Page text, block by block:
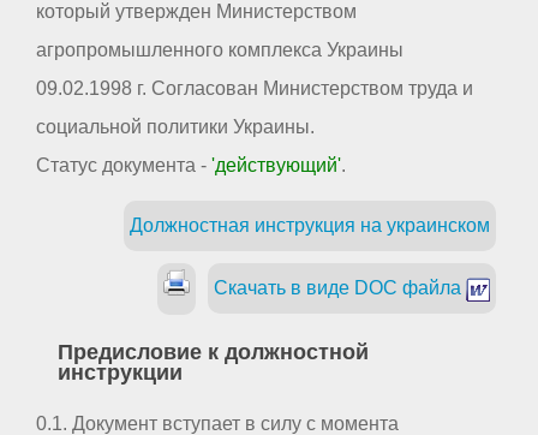
который утвержден Министерством
агропромышленного комплекса Украины
09.02.1998 г. Согласован Министерством труда и
социальной политики Украины.
Статус документа - 'действующий'.
Должностная инструкция на украинском
Скачать в виде DOC файла
Предисловие к должностной
инструкции
0.1. Документ вступает в силу с момента